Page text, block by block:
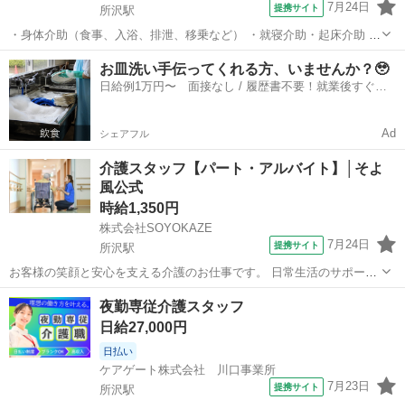
所沢駅
提携サイト 7月24日
・身体介助（食事、入浴、排泄、移乗など） ・就寝介助・起床介助 ・
介護記録の書類への記入（ご利用報告など、簡単なＰＣ操作） ・機能
訓練補助業務 ・レクリエーションや体操の実施 ・清掃、洗濯などの間
接業務 ・食事の準備、お茶と...
埼玉 所沢市 所沢駅 介護
お皿洗い手伝ってくれる方、いませんか？🥹
日給例1万円〜 面接なし / 履歴書不要！就業後すぐに
シェアフル Ad
介護スタッフ【パート・アルバイト】│そよ
風公式
時給1,350円
株式会社SOYOKAZE
所沢駅
提携サイト 7月24日
お客様の笑顔と安心を支える介護のお仕事です。 日常生活のサポート
や身体介助（食事・入浴・排せつ・移乗など）をはじめ、レクリエー
ションの企画・実施、ご利用報告などの書類作成、送迎業務など幅広
い業務を担当。 チームで協力しながら...
埼玉 所沢市 所沢駅 介護
夜勤専従介護スタッフ
日給27,000円
日払い
ケアゲート株式会社 川口事業所
所沢駅
提携サイト 7月23日